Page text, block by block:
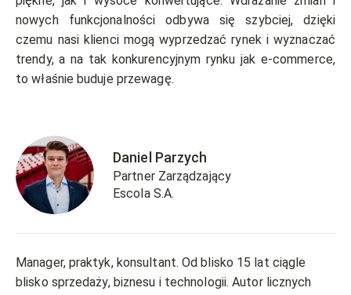
nowych funkcjonalności odbywa się szybciej, dzięki
czemu nasi klienci mogą wyprzedzać rynek i wyznaczać
trendy, a na tak konkurencyjnym rynku jak e-commerce,
to właśnie buduje przewagę.
Daniel Parzych
Partner Zarządzający
Escola S.A.
Manager, praktyk, konsultant. Od blisko 15 lat ciągle
blisko sprzedaży, biznesu i technologii. Autor licznych